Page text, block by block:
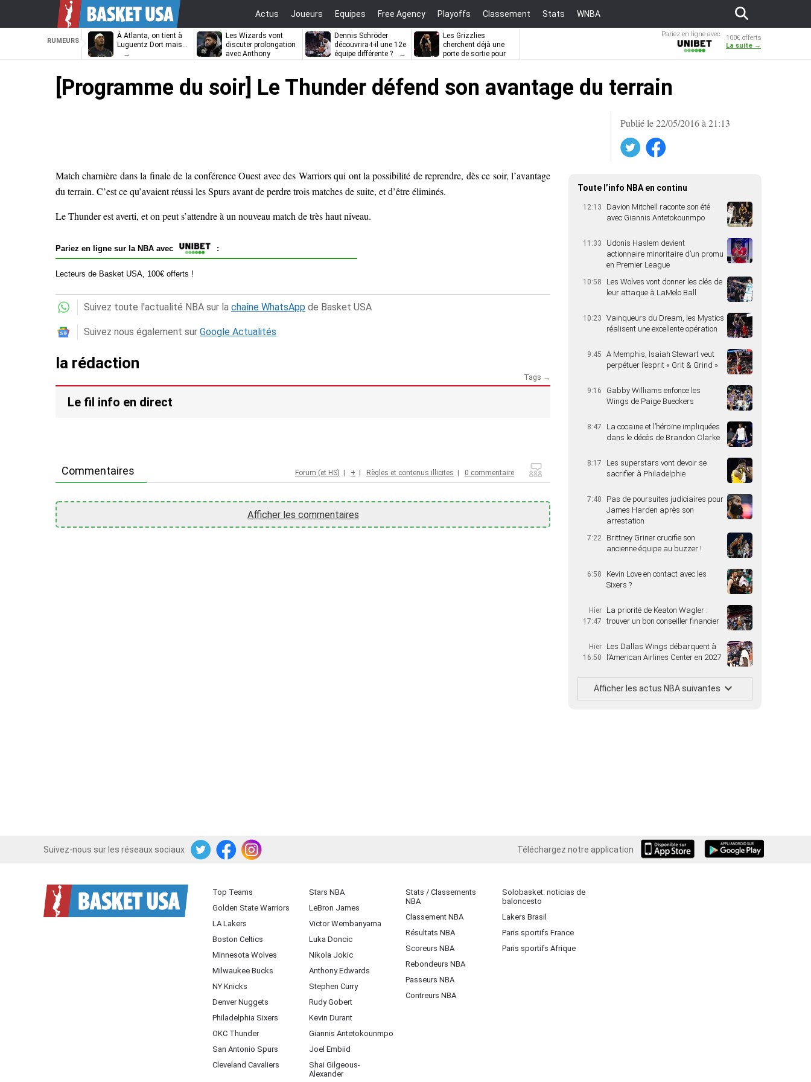
Actus Joueurs Equipes Free Agency Playoffs Classement Stats WNBA
RUMEURS
À Atlanta, on tient à
Luguentz Dort mais…
Les Wizards vont
discuter prolongation
avec Anthony
Dennis Schröder
découvrira-t-il une 12e
équipe différente ?
Les Grizzlies
cherchent déjà une
porte de sortie pour
Pariez en ligne avec
100€ offerts
La suite →
[Programme du soir] Le Thunder défend son avantage du terrain
Publié le 22/05/2016 à 21:13
Facebook
Match charnière dans la finale de la conférence Ouest avec des Warriors qui ont la possibilité de reprendre, dès ce soir, l’avantage
du terrain. C’est ce qu’avaient réussi les Spurs avant de perdre trois matches de suite, et d’être éliminés.
Le Thunder est averti, et on peut s’attendre à un nouveau match de très haut niveau.
Pariez en ligne sur la NBA avec :
Lecteurs de Basket USA, 100€ offerts !
Suivez toute l'actualité NBA sur la chaîne WhatsApp de Basket USA
Suivez nous également sur Google Actualités
la rédaction
Tags →
Le fil info en direct
Commentaires Forum (et HS) + Règles et contenus illicites 0 commentaire
Afficher les commentaires
Toute l’info NBA en continu
12:13
Davion Mitchell raconte son été
avec Giannis Antetokounmpo
11:33
Udonis Haslem devient
actionnaire minoritaire d’un promu
en Premier League
10:58
Les Wolves vont donner les clés de
leur attaque à LaMelo Ball
10:23
Vainqueurs du Dream, les Mystics
réalisent une excellente opération
9:45
A Memphis, Isaiah Stewart veut
perpétuer l’esprit « Grit & Grind »
9:16
Gabby Williams enfonce les
Wings de Paige Bueckers
8:47
La cocaïne et l’héroïne impliquées
dans le décès de Brandon Clarke
8:17
Les superstars vont devoir se
sacrifier à Philadelphie
7:48
Pas de poursuites judiciaires pour
James Harden après son
arrestation
7:22
Brittney Griner crucifie son
ancienne équipe au buzzer !
6:58
Kevin Love en contact avec les
Sixers ?
Hier
17:47
La priorité de Keaton Wagler :
trouver un bon conseiller financier
Hier
16:50
Les Dallas Wings débarquent à
l’American Airlines Center en 2027
Afficher les actus NBA suivantes
Suivez-nous sur les réseaux sociaux
TwitterFacebookInstagram Téléchargez notre application
iOS Android
Top Teams
Golden State Warriors
LA Lakers
Boston Celtics
Minnesota Wolves
Milwaukee Bucks
NY Knicks
Denver Nuggets
Philadelphia Sixers
OKC Thunder
San Antonio Spurs
Cleveland Cavaliers
Stars NBA
LeBron James
Victor Wembanyama
Luka Doncic
Nikola Jokic
Anthony Edwards
Stephen Curry
Rudy Gobert
Kevin Durant
Giannis Antetokounmpo
Joel Embiid
Shai Gilgeous-
Alexander
Stats / Classements
NBA
Classement NBA
Résultats NBA
Scoreurs NBA
Rebondeurs NBA
Passeurs NBA
Contreurs NBA
Solobasket: noticias de
baloncesto
Lakers Brasil
Paris sportifs France
Paris sportifs Afrique